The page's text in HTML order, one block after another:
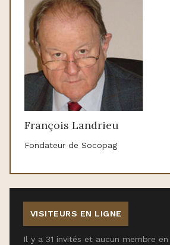
François Landrieu
Fondateur de Socopag
VISITEURS EN LIGNE
Il y a 31 invités et aucun membre en